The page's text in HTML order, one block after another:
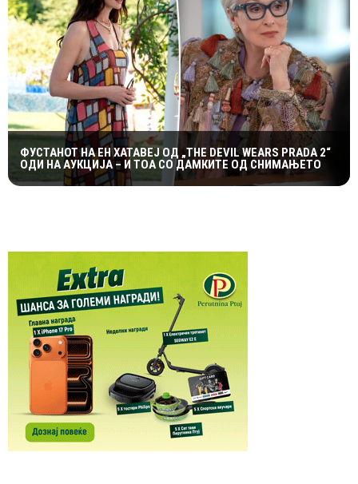
ФУСТАНОТ НА ЕН ХАТАВЕЈ ОД „THE DEVIL WEARS PRADA 2“
ОДИ НА АУКЦИЈА – И ТОА СО ДАМКИТЕ ОД СНИМАЊЕТО